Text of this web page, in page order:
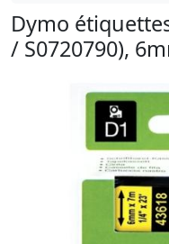
Dymo
/ S0720790),